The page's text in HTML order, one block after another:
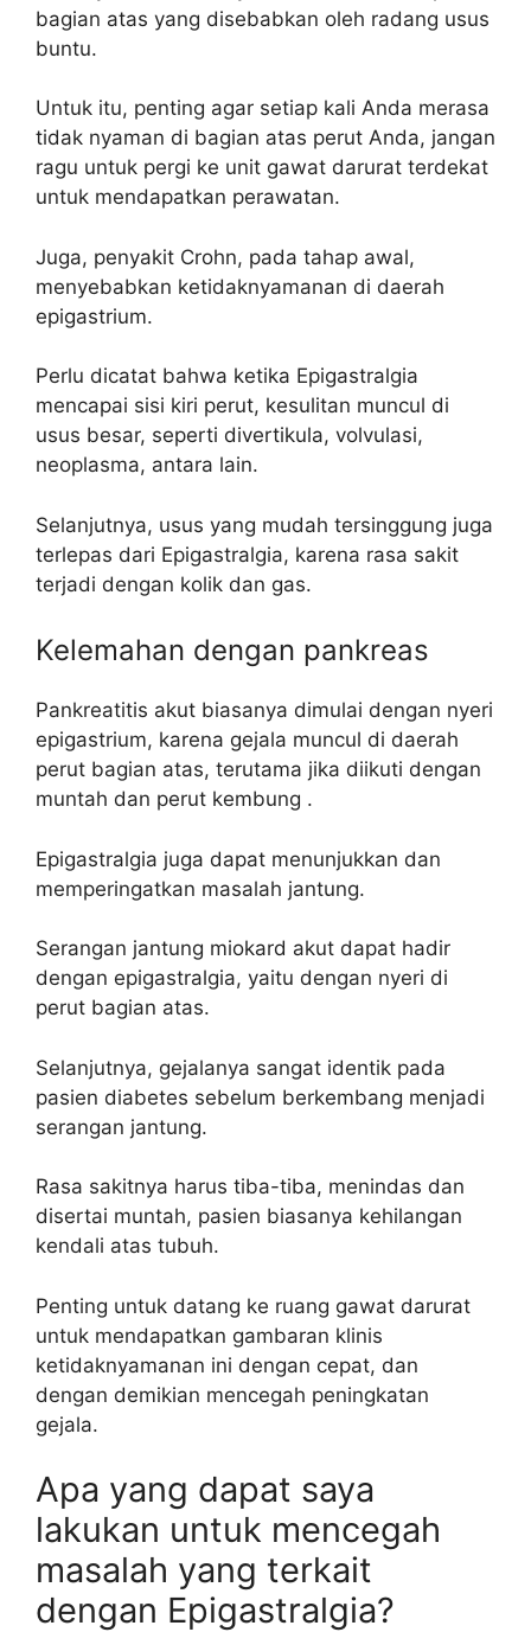
bagian atas yang disebabkan oleh radang usus
buntu.
Untuk itu, penting agar setiap kali Anda merasa
tidak nyaman di bagian atas perut Anda, jangan
ragu untuk pergi ke unit gawat darurat terdekat
untuk mendapatkan perawatan.
Juga, penyakit Crohn, pada tahap awal,
menyebabkan ketidaknyamanan di daerah
epigastrium.
Perlu dicatat bahwa ketika Epigastralgia
mencapai sisi kiri perut, kesulitan muncul di
usus besar, seperti divertikula, volvulasi,
neoplasma, antara lain.
Selanjutnya, usus yang mudah tersinggung juga
terlepas dari Epigastralgia, karena rasa sakit
terjadi dengan kolik dan gas.
Kelemahan dengan pankreas
Pankreatitis akut biasanya dimulai dengan nyeri
epigastrium, karena gejala muncul di daerah
perut bagian atas, terutama jika diikuti dengan
muntah dan perut kembung .
Epigastralgia juga dapat menunjukkan dan
memperingatkan masalah jantung.
Serangan jantung miokard akut dapat hadir
dengan epigastralgia, yaitu dengan nyeri di
perut bagian atas.
Selanjutnya, gejalanya sangat identik pada
pasien diabetes sebelum berkembang menjadi
serangan jantung.
Rasa sakitnya harus tiba-tiba, menindas dan
disertai muntah, pasien biasanya kehilangan
kendali atas tubuh.
Penting untuk datang ke ruang gawat darurat
untuk mendapatkan gambaran klinis
ketidaknyamanan ini dengan cepat, dan
dengan demikian mencegah peningkatan
gejala.
Apa yang dapat saya
lakukan untuk mencegah
masalah yang terkait
dengan Epigastralgia?